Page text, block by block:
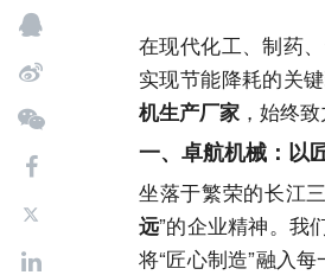
在现代化工、制药
实现节能降耗的关
机生产厂家 ，始终
一、卓航机械：以
坐落于繁荣的长江
远”的企业精神。我
将“匠心制造”融入